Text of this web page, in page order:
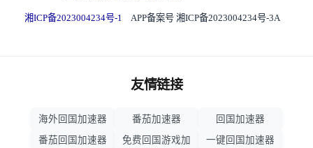
湘ICP备2023004234号-1 APP备案号 湘ICP备2023004234号-3A
友情链接
海外回国加速器 番茄加速器
回国加速器
番茄回国加速器
免费回国游戏加
一键回国加速器